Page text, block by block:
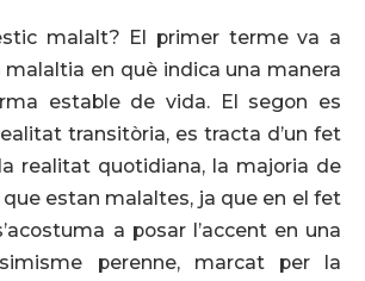
malalt? El primer terme va a
malaltia en què indica una manera
estable de vida. El segon es
transitòria, es tracta d’un fet
realitat quotidiana, la majoria de
estan malaltes, ja que en el fet
a posar l’accent en una
perenne, marcat per la